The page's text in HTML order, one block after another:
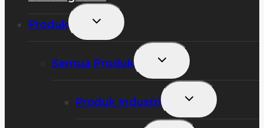
Produk
Toggle
Child
Semua Produk
Toggle
Child
Produk Industri
Toggle
Child